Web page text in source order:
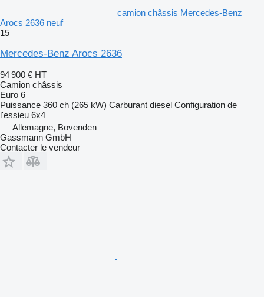
camion châssis Mercedes-Benz
Arocs 2636 neuf
15
Mercedes-Benz Arocs 2636
94 900 € HT
Camion châssis
Euro 6
Puissance 360 ch (265 kW) Carburant diesel Configuration de
l'essieu 6x4
Allemagne, Bovenden
Gassmann GmbH
Contacter le vendeur